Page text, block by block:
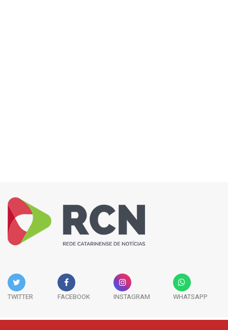
TWITTER FACEBOOK INSTAGRAM WHATSAPP